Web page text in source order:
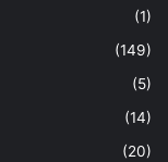
(1)
(149)
(5)
(14)
(20)